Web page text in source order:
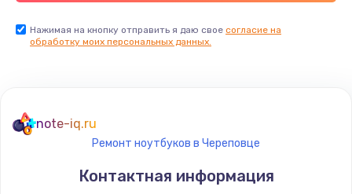
Нажимая на кнопку отправить я даю свое согласие на
обработку моих персональных данных.
note-iq.ru
Ремонт ноутбуков в Череповце
Контактная информация